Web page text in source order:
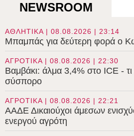
NEWSROOM
ΑΘΛΗΤΙΚΑ | 08.08.2026 | 23:14
Μπαμπάς για δεύτερη φορά ο
ΑΓΡΟΤΙΚΑ | 08.08.2026 | 22:30
Βαμβάκι: άλμα 3,4% στο ICE - τι
σύσπορο
ΑΓΡΟΤΙΚΑ | 08.08.2026 | 22:21
ΑΑΔΕ Δικαιούχοι άμεσων
ενεργού αγρότη